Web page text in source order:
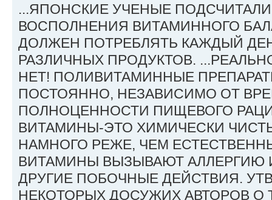
...ЯПОНСКИЕ УЧЕНЫЕ
ВОСПОЛНЕНИЯ ВИТАМИННОГО
ДОЛЖЕН ПОТРЕБЛЯТЬ КАЖДЫЙ
РАЗЛИЧНЫХ ПРОДУКТОВ.
НЕТ! ПОЛИВИТАМИННЫЕ
ПОСТОЯННО, НЕЗАВИСИМО ОТ
ПОЛНОЦЕННОСТИ ПИЩЕВОГО
ВИТАМИНЫ-ЭТО ХИМИЧЕСКИ
НАМНОГО РЕЖЕ, ЧЕМ
ВИТАМИНЫ ВЫЗЫВАЮТ АЛЛЕРГИЮ
ДРУГИЕ ПОБОЧНЫЕ ДЕЙСТВИЯ.
НЕКОТОРЫХ ДОСУЖИХ АВТОРОВ О